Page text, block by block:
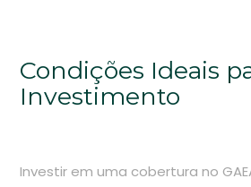
Condições Ideais
Investimento
Investir em uma cobertura no